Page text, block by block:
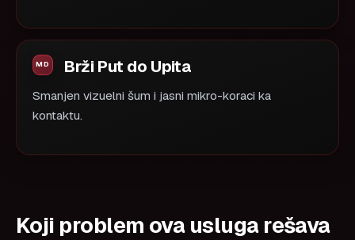
Brži Put do Upita
Smanjen vizuelni šum i jasni mikro-koraci ka
kontaktu.
Koji problem ova usluga rešava